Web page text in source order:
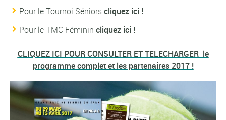
Pour le Tournoi Séniorscliquez ici !
Pour le TMC Féminin cliquez ici !
CLIQUEZ ICI POUR CONSULTER ET TELECHARGER le
programme complet et les partenaires 2017 !